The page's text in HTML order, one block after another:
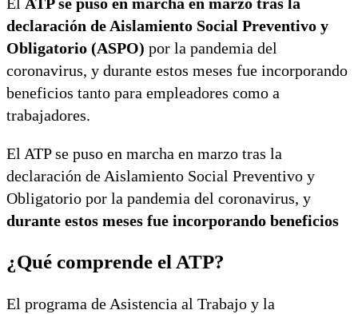
declaración de Aislamiento Social Preventivo y
Obligatorio (ASPO) por la pandemia del
coronavirus, y durante estos meses fue incorporando
beneficios tanto para empleadores como a
trabajadores.
El ATP se puso en marcha en marzo tras la
declaración de Aislamiento Social Preventivo y
Obligatorio por la pandemia del coronavirus, y
durante estos meses fue incorporando beneficios
¿Qué comprende el ATP?
El programa de Asistencia al Trabajo y la